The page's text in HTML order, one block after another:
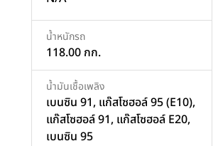
น้ำหนักรถ
118.00 กก.
น้ำมันเชื้อเพลิง
เบนซิน 91, แก๊สโซฮอล์ 95 (E10),
แก๊สโซฮอล์ 91, แก๊สโซฮอล์ E20,
เบนซิน 95